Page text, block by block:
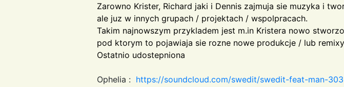
Zarowno Krister, Richard jaki i Dennis zajmuja sie muzyka i
ale juz w innych grupach / projektach / wspolpracach.
Takim najnowszym przykladem jest m.in Kristera nowo
pod ktorym to pojawiaja sie rozne nowe produkcje / lub
Ostatnio udostepniona
Ophelia : https://soundcloud.com/swedit/swedit-feat-man-